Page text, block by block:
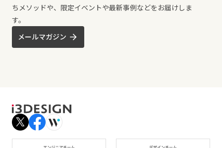
ちメソッドや、限定イベントや最新事例などをお届けしま
す。
メールマガジン